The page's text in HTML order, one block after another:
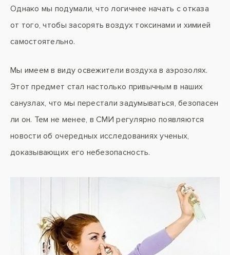
Однако мы подумали, что логичнее начать с отказа
от того, чтобы засорять воздух токсинами и химией
самостоятельно.
Мы имеем в виду освежители воздуха в аэрозолях.
Этот предмет стал настолько привычным в наших
санузлах, что мы перестали задумываться, безопасен
ли он. Тем не менее, в СМИ регулярно появляются
новости об очередных исследованиях ученых,
доказывающих его небезопасность.